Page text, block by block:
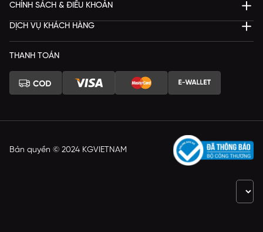
CHÍNH SÁCH & ĐIỀU KHOẢN
DỊCH VỤ KHÁCH HÀNG
THANH TOÁN
Bản quyền © 2024 KGVIETNAM